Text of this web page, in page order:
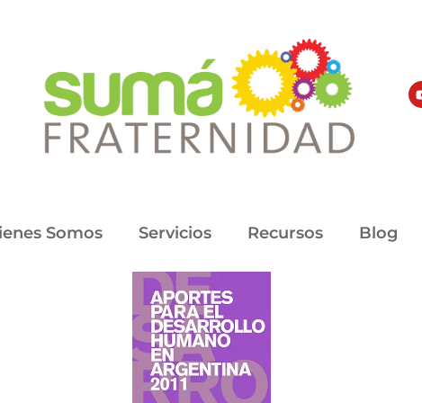
Somos Servicios Recursos Blog